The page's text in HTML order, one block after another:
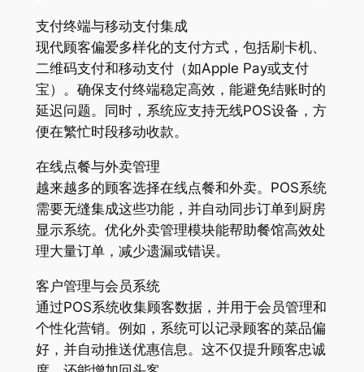
支付终端与移动支付集成
现代顾客偏爱多样化的支付方式，包括刷卡机、
二维码支付和移动支付（如Apple Pay或支付
宝）。确保支付终端稳定高效，能避免结账时的
延迟问题。同时，系统应支持无线POS设备，方
便在繁忙时段移动收款。
在线点餐与外卖管理
越来越多的顾客选择在线点餐和外卖。POS系统
需要无缝集成这些功能，并自动同步订单到厨房
显示系统。优化外卖管理模块能帮助餐馆高效处
理大量订单，减少遗漏或错误。
客户管理与会员系统
通过POS系统收集顾客数据，并用于会员管理和
个性化营销。例如，系统可以记录顾客的菜品偏
好，并自动推送优惠信息。这不仅提升顾客忠诚